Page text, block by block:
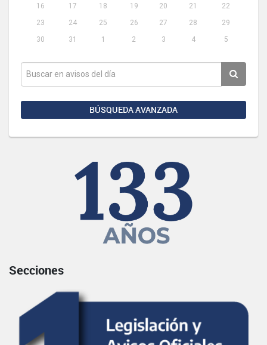
16
17 18 19 20 21
22
23
24 25 26 27 28
29
30
31 1 2 3 4 5
BÚSQUEDA AVANZADA
Secciones